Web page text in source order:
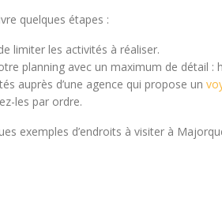
quelques étapes :
limiter les activités à réaliser.
planning avec un maximum de détail :
auprès d’une agence qui propose un
les par ordre.
exemples d’endroits à visiter à